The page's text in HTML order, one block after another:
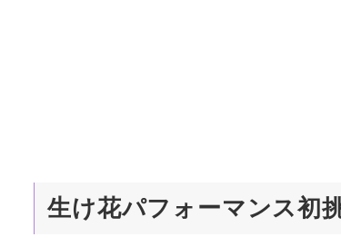
生け花パフォーマンス初